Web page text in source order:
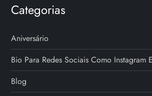
Categorias
Aniversário
Bio Para Redes Sociais Como Instagram
Blog